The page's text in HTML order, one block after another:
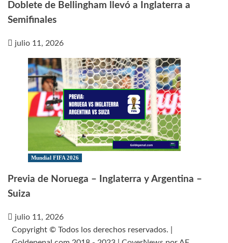
Doblete de Bellingham llevó a Inglaterra a
Semifinales
julio 11, 2026
Mundial FIFA 2026
Previa de Noruega – Inglaterra y Argentina –
Suiza
julio 11, 2026
Copyright © Todos los derechos reservados. |